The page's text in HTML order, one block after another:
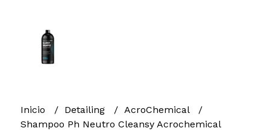
Inicio Detailing
AcroChemical
Shampoo Ph Neutro Cleansy Acrochemical